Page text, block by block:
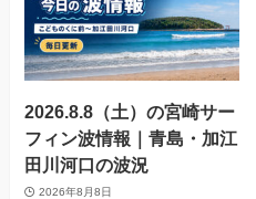
2026.8.8（土）の宮崎サー
フィン波情報｜青島・加江
田川河口の波況
2026年8月8日